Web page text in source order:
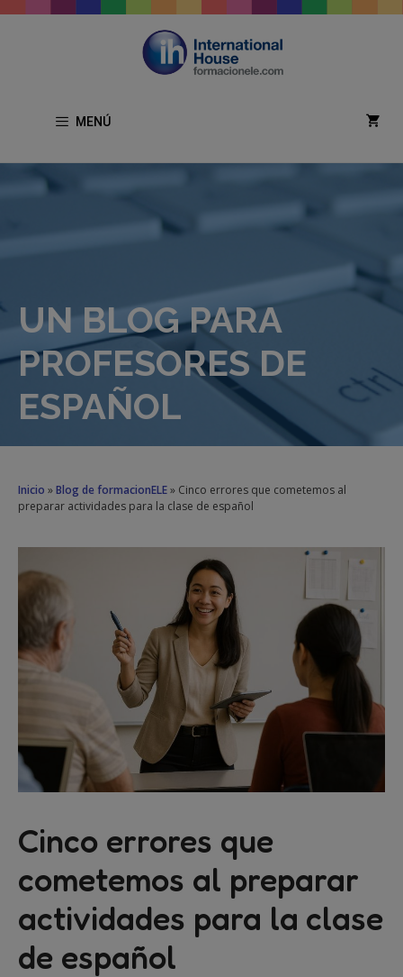
Saltar
MENÚ
UN BLOG PARA
PROFESORES DE
ESPAÑOL
Inicio »Blog de formacionELE» Cinco errores que cometemos al
preparar actividades para la clase de español
Cinco errores que
cometemos al preparar
actividades para la clase
de español